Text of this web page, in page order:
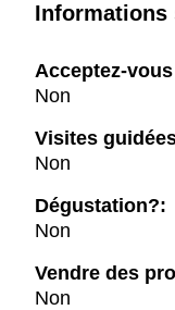
Informations
Acceptez-
Non
Visites
Non
Dégustation?:
Non
Vendre des
Non